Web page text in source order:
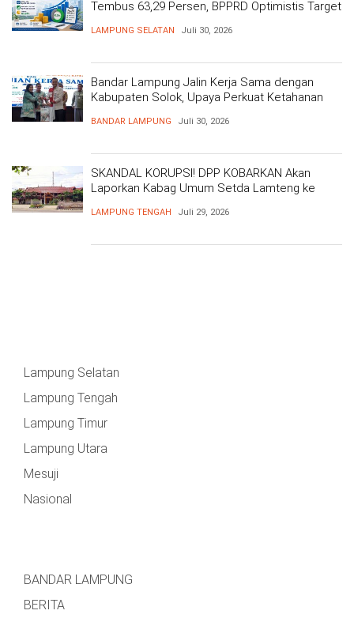
Tembus 63,29 Persen, BPPRD Optimistis Target
LAMPUNG SELATAN Juli 30, 2026
Bandar Lampung Jalin Kerja Sama dengan
Kabupaten Solok, Upaya Perkuat Ketahanan
BANDAR LAMPUNG Juli 30, 2026
SKANDAL KORUPSI! DPP KOBARKAN Akan
Laporkan Kabag Umum Setda Lamteng ke
LAMPUNG TENGAH Juli 29, 2026
Lampung Selatan
Lampung Tengah
Lampung Timur
Lampung Utara
Mesuji
Nasional
BANDAR LAMPUNG
BERITA